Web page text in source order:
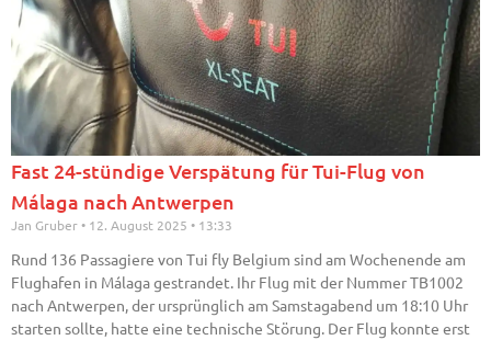
Fast 24-stündige Verspätung für Tui-Flug von
Málaga nach Antwerpen
Jan Gruber 12. August 2025 13:33
Rund 136 Passagiere von Tui fly Belgium sind am Wochenende am
Flughafen in Málaga gestrandet. Ihr Flug mit der Nummer TB1002
nach Antwerpen, der ursprünglich am Samstagabend um 18:10 Uhr
starten sollte, hatte eine technische Störung. Der Flug konnte erst